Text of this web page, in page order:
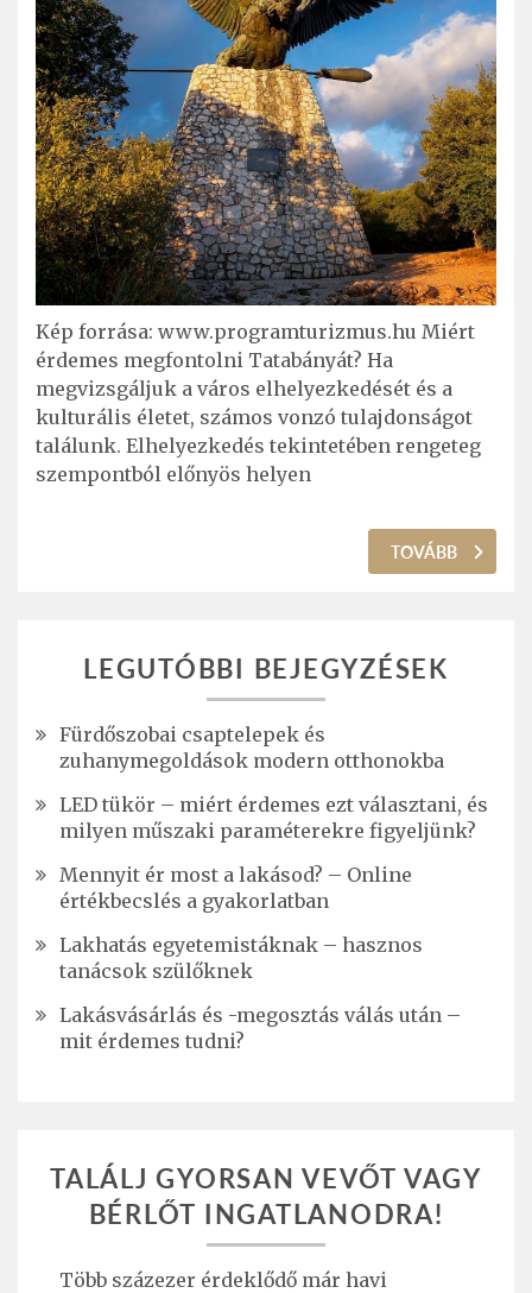
Kép forrása: www.programturizmus.hu Miért
érdemes megfontolni Tatabányát? Ha
megvizsgáljuk a város elhelyezkedését és a
kulturális életet, számos vonzó tulajdonságot
találunk. Elhelyezkedés tekintetében rengeteg
szempontból előnyös helyen
TOVÁBB
LEGUTÓBBI BEJEGYZÉSEK
Fürdőszobai csaptelepek és
zuhanymegoldások modern otthonokba
LED tükör – miért érdemes ezt választani, és
milyen műszaki paraméterekre figyeljünk?
Mennyit ér most a lakásod? – Online
értékbecslés a gyakorlatban
Lakhatás egyetemistáknak – hasznos
tanácsok szülőknek
Lakásvásárlás és -megosztás válás után –
mit érdemes tudni?
TALÁLJ GYORSAN VEVŐT VAGY
BÉRLŐT INGATLANODRA!
Több százezer érdeklődő már havi